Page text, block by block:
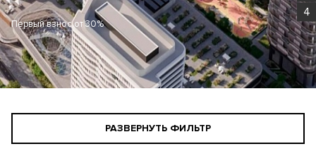
4
Первый взнос от 30%
РАЗВЕРНУТЬ ФИЛЬТР